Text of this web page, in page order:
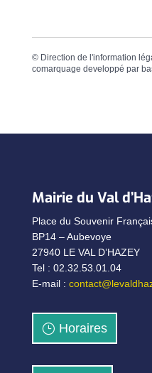
© Direction de l'information
comarquage developpé par
Mairie du Val
Place du Souvenir
BP14 – Aubevoye
27940 LE VAL D’HAZEY
Tel : 02.32.53.01.04
E-mail :
Horaires